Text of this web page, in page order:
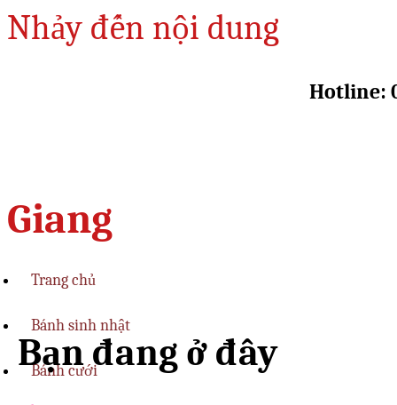
Nhảy đến nội dung
Hotline:
Giang
Trang chủ
Bánh sinh nhật
Bánh cưới
Bạn đang ở đây